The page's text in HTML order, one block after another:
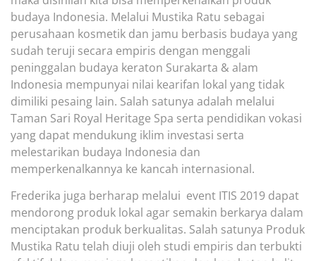
budaya Indonesia. Melalui Mustika Ratu sebagai
perusahaan kosmetik dan jamu berbasis budaya yang
sudah teruji secara empiris dengan menggali
peninggalan budaya keraton Surakarta & alam
Indonesia mempunyai nilai kearifan lokal yang tidak
dimiliki pesaing lain. Salah satunya adalah melalui
Taman Sari Royal Heritage Spa serta pendidikan vokasi
yang dapat mendukung iklim investasi serta
melestarikan budaya Indonesia dan
memperkenalkannya ke kancah internasional.
Frederika juga berharap melalui event ITIS 2019 dapat
mendorong produk lokal agar semakin berkarya dalam
menciptakan produk berkualitas. Salah satunya Produk
Mustika Ratu telah diuji oleh studi empiris dan terbukti